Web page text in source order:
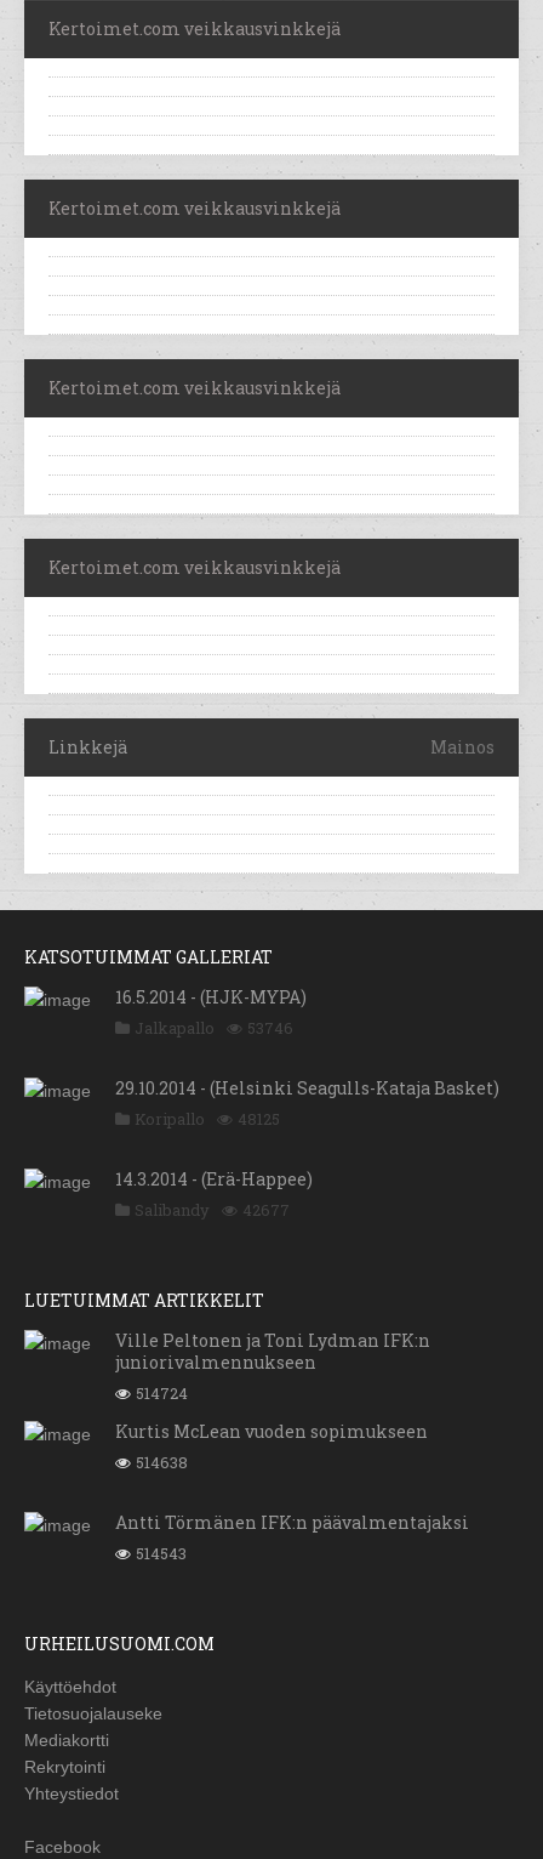
Kertoimet.com veikkausvinkkejä
Kertoimet.com veikkausvinkkejä
Kertoimet.com veikkausvinkkejä
Kertoimet.com veikkausvinkkejä
Linkkejä Mainos
KATSOTUIMMAT GALLERIAT
16.5.2014 - (HJK-MYPA)
Jalkapallo 53746
29.10.2014 - (Helsinki Seagulls-Kataja Basket)
Koripallo 48125
14.3.2014 - (Erä-Happee)
Salibandy 42677
LUETUIMMAT ARTIKKELIT
Ville Peltonen ja Toni Lydman IFK:n
juniorivalmennukseen
514724
Kurtis McLean vuoden sopimukseen
514638
Antti Törmänen IFK:n päävalmentajaksi
514543
URHEILUSUOMI.COM
Käyttöehdot
Tietosuojalauseke
Mediakortti
Rekrytointi
Yhteystiedot
Facebook